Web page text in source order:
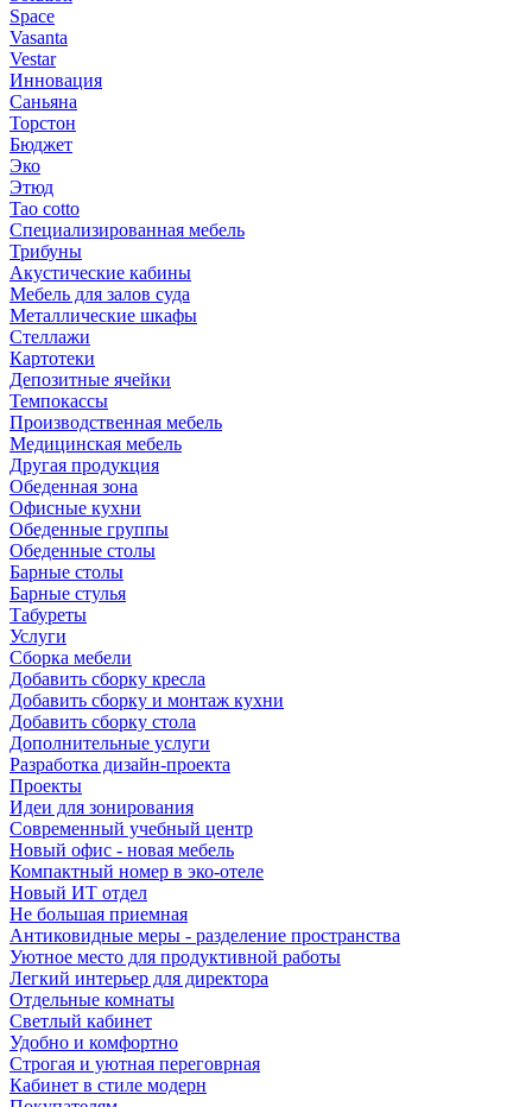
Space
Vasanta
Vestar
Инновация
Саньяна
Торстон
Бюджет
Эко
Этюд
Tao cotto
Специализированная мебель
Трибуны
Акустические кабины
Мебель для залов суда
Металлические шкафы
Стеллажи
Картотеки
Депозитные ячейки
Темпокассы
Производственная мебель
Медицинская мебель
Другая продукция
Обеденная зона
Офисные кухни
Обеденные группы
Обеденные столы
Барные столы
Барные стулья
Табуреты
Услуги
Сборка мебели
Добавить сборку кресла
Добавить сборку и монтаж кухни
Добавить сборку стола
Дополнительные услуги
Разработка дизайн-проекта
Проекты
Идеи для зонирования
Современный учебный центр
Новый офис - новая мебель
Компактный номер в эко-отеле
Новый ИТ отдел
Не большая приемная
Антиковидные меры - разделение пространства
Уютное место для продуктивной работы
Легкий интерьер для директора
Отдельные комнаты
Светлый кабинет
Удобно и комфортно
Строгая и уютная переговрная
Кабинет в стиле модерн